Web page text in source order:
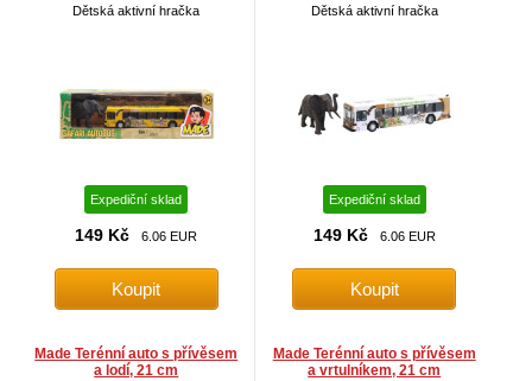
Dětská aktivní hračka
Expediční sklad
149 Kč 6.06 EUR
Dětská aktivní hračka
Expediční sklad
149 Kč 6.06 EUR
Made Terénní auto s přívěsem
a lodí, 21 cm
Made Terénní auto s přívěsem
a vrtulníkem, 21 cm